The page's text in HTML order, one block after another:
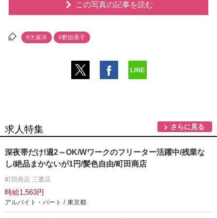
この写真の記事を読む
#大泉洋 #釈由美子
求人特集 さらに見る
深夜帯だけ!週2～OK/Wワークのフリーター活躍中/残業な
し/絶品まかないが1円/髪色自由/町田商店
町田商店 三鷹店
時給1,563円
アルバイト・パート / 東京都